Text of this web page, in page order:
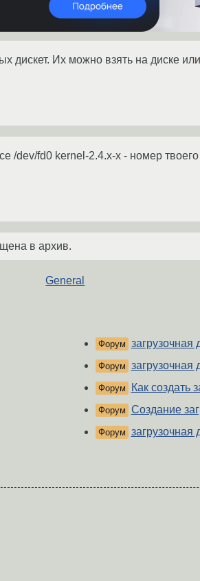
дискет. Их можно взять на диске
/dev/fd0 kernel-2.4.x-x - номер
в архив.
General
Форум загрузочная
Форум загрузочная
Форум Как создать
Форум Создание
Форум загрузочная